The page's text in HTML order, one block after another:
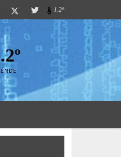
PUES..! "El
1.2º